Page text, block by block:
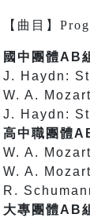
【 曲目 】
國中團體AB
J. Haydn:
W. A.
J. Haydn:
高中職團體
W. A.
W. A.
R.
大專團體AB